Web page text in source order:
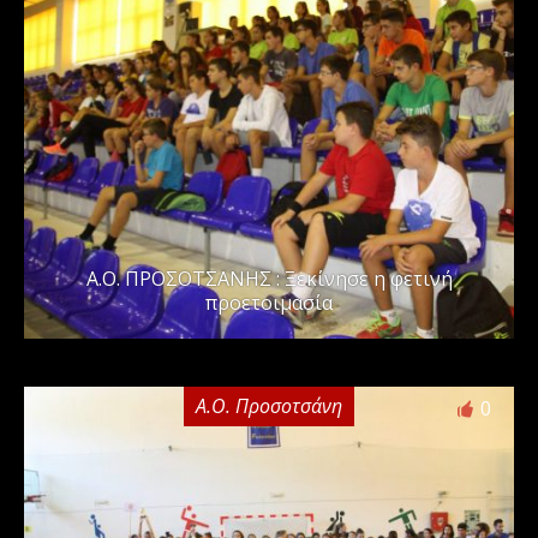
Α.Ο. ΠΡΟΣΟΤΣΑΝΗΣ : Ξεκίνησε η φετινή
προετοιμασία
Α.Ο. Προσοτσάνη 0